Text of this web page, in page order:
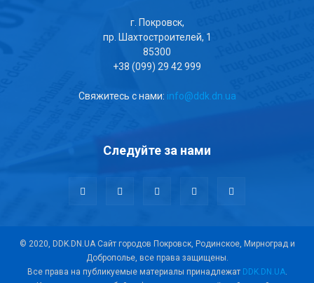
г. Покровск,
пр. Шахтостроителей, 1
85300
+38 (099) 29 42 999
Свяжитесь с нами: info@ddk.dn.ua
Следуйте за нами
© 2020, DDK.DN.UA Сайт городов Покровск, Родинское, Мирноград и
Доброполье, все права защищены.
Все права на публикуемые материалы принадлежат DDK.DN.UA.